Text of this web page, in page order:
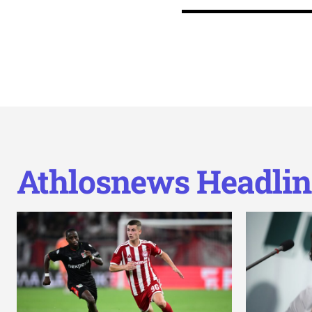
Athlosnews